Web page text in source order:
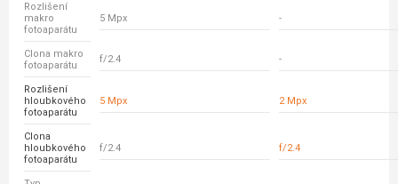
Rozlišení
makro
fotoaparátu
5 Mpx -
Clona makro
fotoaparátu
f/2.4 -
Rozlišení
hloubkového
fotoaparátu
5 Mpx 2 Mpx
Clona
hloubkového
fotoaparátu
f/2.4 f/2.4